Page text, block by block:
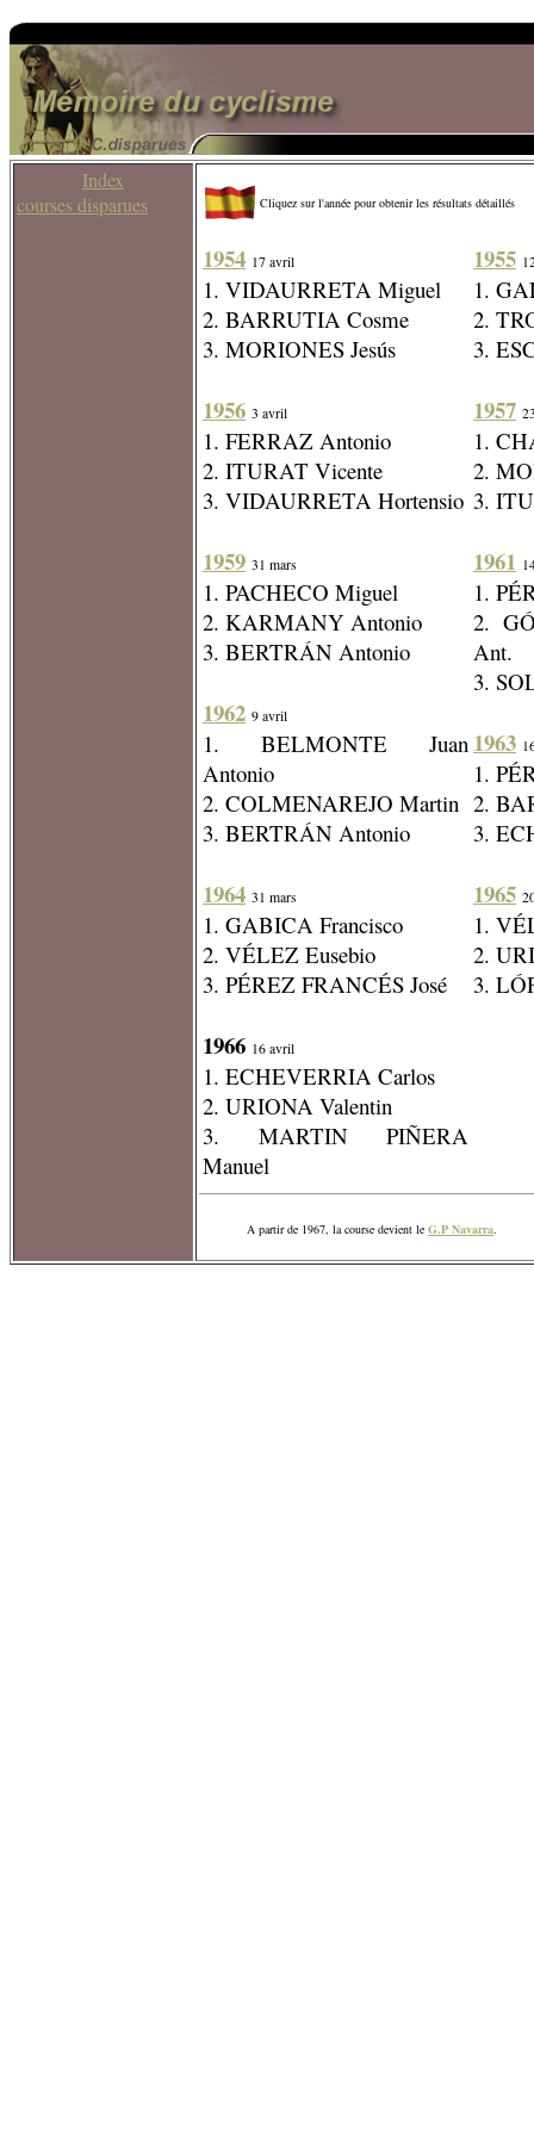
Index
courses disparues
Cliquez sur l'année pour obtenir les résultats détaillés
1954 17 avril
1. VIDAURRETA Miguel
2. BARRUTIA Cosme
3. MORIONES Jesús
1956 3 avril
1. FERRAZ Antonio
2. ITURAT Vicente
3. VIDAURRETA Hortensio
1959 31 mars
1. PACHECO Miguel
2. KARMANY Antonio
3. BERTRÁN Antonio
1962 9 avril
1. BELMONTE Juan
Antonio
2. COLMENAREJO Martin
3. BERTRÁN Antonio
1964 31 mars
1. GABICA Francisco
2. VÉLEZ Eusebio
3. PÉREZ FRANCÉS José
1966 16 avril
1. ECHEVERRIA Carlos
2. URIONA Valentin
3. MARTIN PIÑERA
Manuel
1955
1.
2.
3.
1957
1.
2.
3.
1961
1.
2.
Ant.
3.
1963
1.
2.
3.
1965
1.
2.
3.
A partir de 1967, la course devient le G.P Navarra.